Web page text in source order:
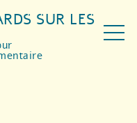
SUR LES